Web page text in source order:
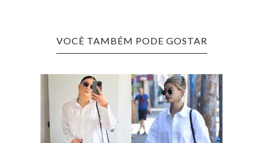
VOCÊ TAMBÉM PODE GOSTAR